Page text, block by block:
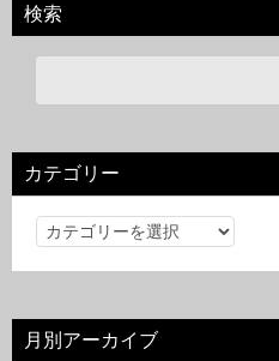
検索
カテゴリー
カ
リ
ー
月別アーカイブ